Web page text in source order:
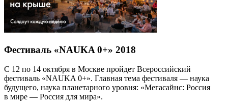
Фестиваль «NAUKA 0+» 2018
С 12 по 14 октября в Москве пройдет Всероссийский
фестиваль «NAUKA 0+». Главная тема фестиваля — наука
будущего, наука планетарного уровня: «Мегасайнс: Россия
в мире — Россия для мира».